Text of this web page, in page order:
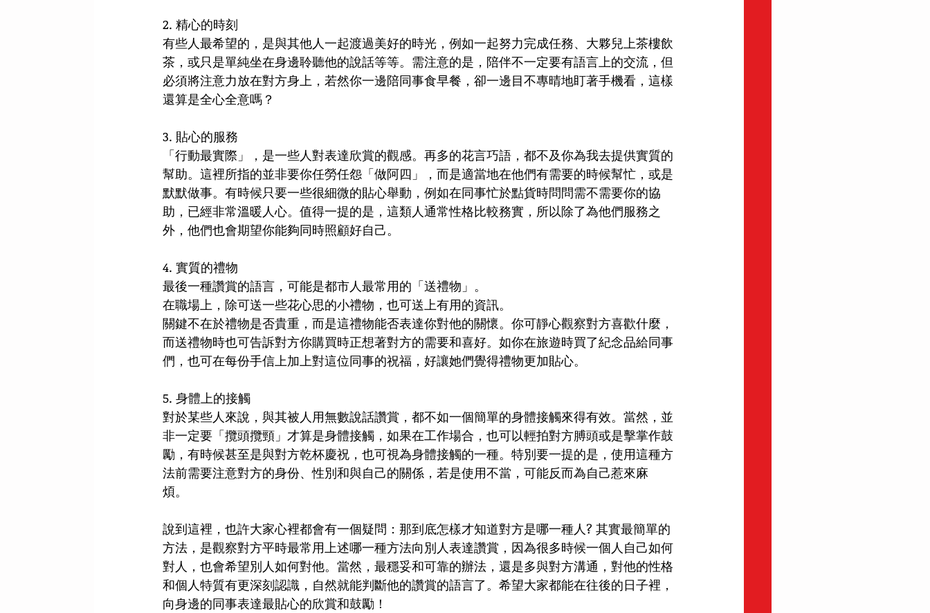
2. 精心的時刻
有些人最希望的，是與其他人一起渡過美好的時光，例如一起努力完成任務、大夥兒上茶樓飲
茶，或只是單純坐在身邊聆聽他的說話等等。需注意的是，陪伴不一定要有語言上的交流，但
必須將注意力放在對方身上，若然你一邊陪同事食早餐，卻一邊目不專晴地盯著手機看，這樣
還算是全心全意嗎？
3. 貼心的服務
「行動最實際」，是一些人對表達欣賞的觀感。再多的花言巧語，都不及你為我去提供實質的
幫助。這裡所指的並非要你任勞任怨「做阿四」，而是適當地在他們有需要的時候幫忙，或是
默默做事。有時候只要一些很細微的貼心舉動，例如在同事忙於點貨時問問需不需要你的協
助，已經非常溫暖人心。值得一提的是，這類人通常性格比較務實，所以除了為他們服務之
外，他們也會期望你能夠同時照顧好自己。
4. 實質的禮物
最後一種讚賞的語言，可能是都市人最常用的「送禮物」。
在職場上，除可送一些花心思的小禮物，也可送上有用的資訊。
關鍵不在於禮物是否貴重，而是這禮物能否表達你對他的關懷。你可靜心觀察對方喜歡什麼，
而送禮物時也可告訴對方你購買時正想著對方的需要和喜好。如你在旅遊時買了紀念品給同事
們，也可在每份手信上加上對這位同事的祝福，好讓她們覺得禮物更加貼心。
5. 身體上的接觸
對於某些人來說，與其被人用無數說話讚賞，都不如一個簡單的身體接觸來得有效。當然，並
非一定要「攬頭攬頸」才算是身體接觸，如果在工作場合，也可以輕拍對方膊頭或是擊掌作鼓
勵，有時候甚至是與對方乾杯慶祝，也可視為身體接觸的一種。特別要一提的是，使用這種方
法前需要注意對方的身份、性別和與自己的關係，若是使用不當，可能反而為自己惹來麻
煩。
說到這裡，也許大家心裡都會有一個疑問：那到底怎樣才知道對方是哪一種人? 其實最簡單的
方法，是觀察對方平時最常用上述哪一種方法向別人表達讚賞，因為很多時候一個人自己如何
對人，也會希望別人如何對他。當然，最穩妥和可靠的辦法，還是多與對方溝通，對他的性格
和個人特質有更深刻認識，自然就能判斷他的讚賞的語言了。希望大家都能在往後的日子裡，
向身邊的同事表達最貼心的欣賞和鼓勵！